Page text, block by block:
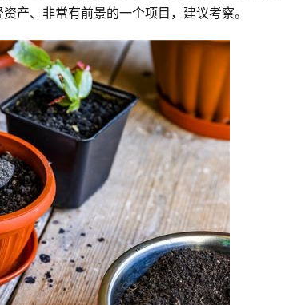
产、非常有前景的一个项目，建议考察。